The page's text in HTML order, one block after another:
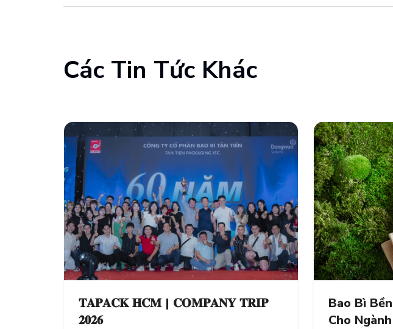
Các Tin Tức Khác
𝐓𝐀𝐏𝐀𝐂𝐊 𝐇𝐂𝐌 | 𝐂𝐎𝐌𝐏𝐀𝐍𝐘 𝐓𝐑𝐈𝐏
𝟐𝟎𝟐𝟔
Bao Bì
Cho